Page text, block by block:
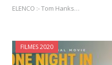
ELENCO :- Tom Hanks…
FILMES 2020